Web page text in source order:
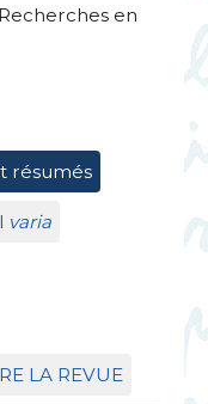
en
résumés
varia
LA REVUE